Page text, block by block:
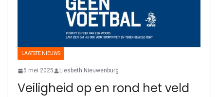
LAATSTE NIEUWS
5 mei 2025 Liesbeth Nieuwenburg
Veiligheid op en rond het veld